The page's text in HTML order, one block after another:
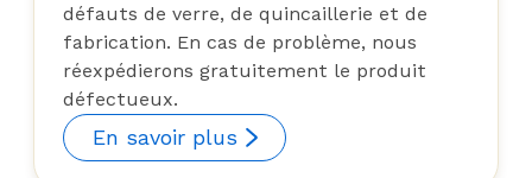
défauts de verre, de quincaillerie et de
fabrication. En cas de problème, nous
réexpédierons gratuitement le produit
défectueux.
En savoir plus